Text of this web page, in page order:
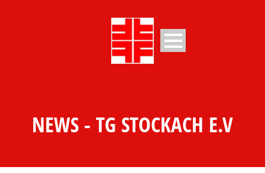
NEWS - TG STOCKACH E.V